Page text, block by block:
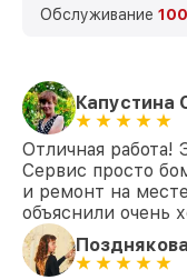
Обслуживание
Капустина
Отличная работа!
Сервис просто
и ремонт на
объяснили очень